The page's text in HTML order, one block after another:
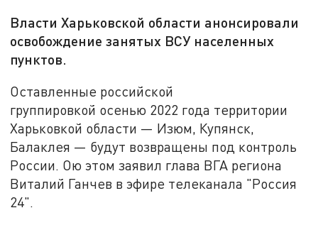
Власти Харьковской области анонсировали
освобождение занятых ВСУ населенных
пунктов.
Оставленные российской
группировкой осенью 2022 года территории
Харьковкой области — Изюм, Купянск,
Балаклея — будут возвращены под контроль
России. Ою этом заявил глава ВГА региона
Виталий Ганчев в эфире телеканала "Россия
24".